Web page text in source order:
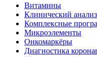
Витамины
Клинический
Комплексные
Микроэлементы
Онкомаркёры
Диагностика